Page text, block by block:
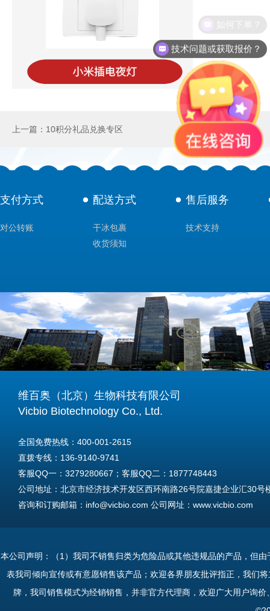
上一篇：10积分礼品兑换专区
支付方式
对公转账
配送方式
干冰包裹
收货须知
售后服务
技术支持
维百奥（北京）生物科技有限公司
Vicbio Biotechnology Co., Ltd.
全国免费热线：400-001-2615
直拨专线：136-9140-9741
客服QQ一：3279280667；客服QQ二：1877748443
公司地址：北京市经济技术开发区西环南路26号院嘉捷企业汇30号
咨询和订购邮箱：info@vicbio.com 公司网址：www.vicbio.com
Tel: +86-13691409741
Address: Room 603, Floor 6, Building 30A, No.26, Xihuannan
本公司声明：（1）我司不销售归类为危险品或其他违规品的产品，但
表我司倾向宣传或有意愿销售该产品；欢迎各界朋友批评指正，我们
牌，我司销售模式为经销销售，并非官方代理商，欢迎广大用户询
技术问题或获取报价？
如何下单？